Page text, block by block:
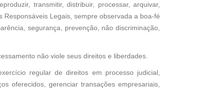
transmitir, distribuir, processar, arquivar,
Legais, sempre observada a boa-fé
segurança, prevenção, não discriminação,
não viole seus direitos e liberdades.
regular de direitos em processo judicial,
oferecidos, gerenciar transações empresariais,